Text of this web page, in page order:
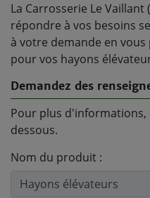
La Carrosserie Le Vaillant
répondre à vos besoins
à votre demande en
pour vos hayons
Demandez des
Pour plus
dessous.
Nom du produit :